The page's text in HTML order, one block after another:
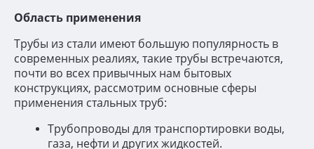
Область применения
Трубы из стали имеют большую популярность в
современных реалиях, такие трубы встречаются,
почти во всех привычных нам бытовых
конструкциях, рассмотрим основные сферы
применения стальных труб:
Трубопроводы для транспортировки воды,
газа, нефти и других жидкостей.